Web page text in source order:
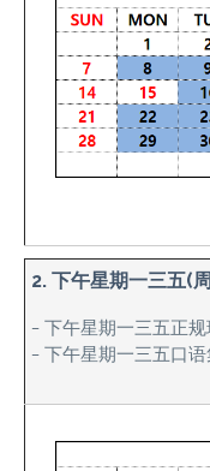
2. 下午星期一三五(
– 下午星期一三五正
– 下午星期一三五口